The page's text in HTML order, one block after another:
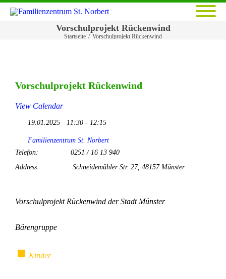
Vorschulprojekt Rückenwind
Startseite / Vorschulprojekt Rückenwind
Vorschulprojekt Rückenwind
View Calendar
19.01.2025 11:30 - 12:15
Familienzentrum St. Norbert
Telefon:
0251 / 16 13 940
Address:
Schneidemühler Str. 27, 48157 Münster
Vorschulprojekt Rückenwind der Stadt Münster
Bärengruppe
Kinder